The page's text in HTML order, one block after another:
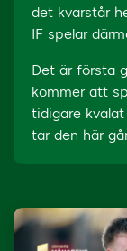
det kvarstår
IF spelar
Det är första
kommer att
tidigare
tar den här